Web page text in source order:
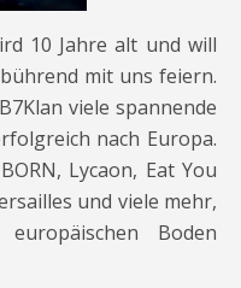
10 Jahre alt und will
mit uns feiern.
viele spannende
nach Europa.
Lycaon, Eat You
und viele mehr,
Boden